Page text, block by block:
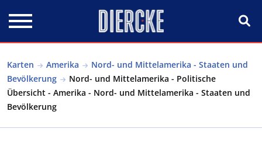
Karten Amerika
Nord- und Mittelamerika - Staaten und
Bevölkerung
Nord- und Mittelamerika - Politische
Übersicht - Amerika - Nord- und Mittelamerika - Staaten und
Bevölkerung